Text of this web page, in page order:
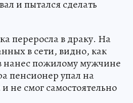
и пытался сделать
переросла в драку. На
в сети, видно, как
нанес пожилому мужчине
пенсионер упал на
не смог самостоятельно